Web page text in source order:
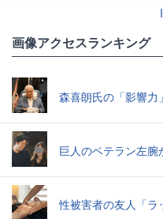
画像アクセスランキング
森喜朗氏の「影響力
巨人のベテラン左腕
性被害者の友人「ラ